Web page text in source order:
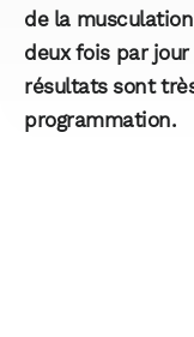
de la
deux fois par
résultats sont
programmation.